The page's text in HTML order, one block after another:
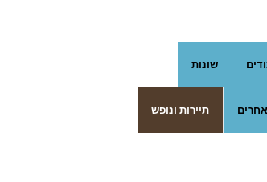
שונות
תיירות ונופש